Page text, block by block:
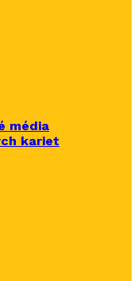
média
kariet